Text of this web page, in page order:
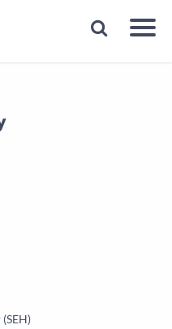
binnen 1 minuut